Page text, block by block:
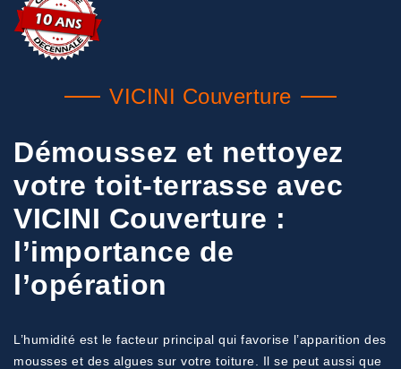
VICINI Couverture
Démoussez et nettoyez
votre toit-terrasse avec
VICINI Couverture :
l’importance de
l’opération
L’humidité est le facteur principal qui favorise l’apparition des
mousses et des algues sur votre toiture. Il se peut aussi que